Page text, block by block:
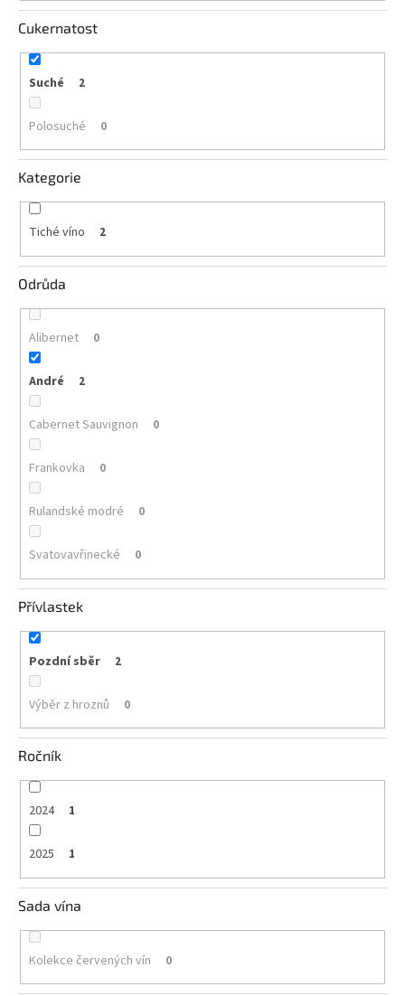
Vína
podle
jakosti
Víno
podle
obsahu
cukru
Dárkové
balení
Delikatesy
vínu
Vývrtky
BiB
větší
objem
Ostatní
vína
Značky
Přihlášení
Cukernatost
Suché 2
Polosuché 0
Kategorie
Tiché víno 2
Odrůda
Alibernet 0
André 2
Cabernet Sauvignon 0
Frankovka 0
Rulandské modré 0
Svatovavřinecké 0
Přívlastek
Pozdní sběr 2
Výběr z hroznů 0
Ročník
2024 1
2025 1
Sada vína
Kolekce červených vín 0